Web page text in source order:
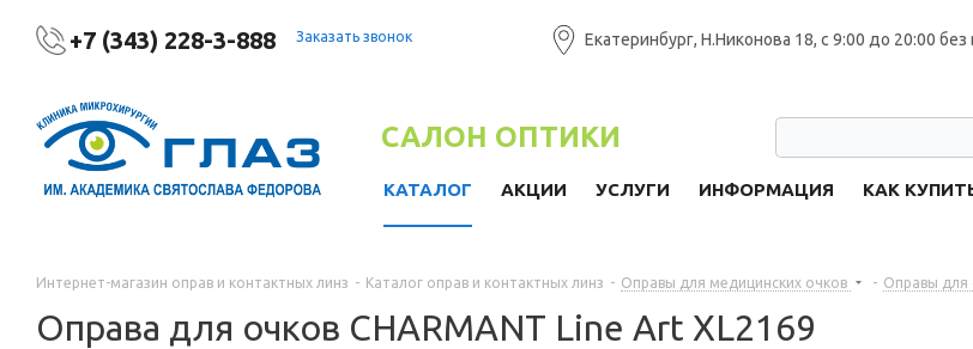
+7 (343) 228-3-888 Заказать звонок Екатеринбург, Н.Никонова 18, с 9:00 до 20:00
САЛОН ОПТИКИ
КАТАЛОГ АКЦИИ УСЛУГИ ИНФОРМАЦИЯ КАК
Интернет-магазин оправ и контактных линз - Каталог оправ и контактных линз - Оправы для медицинских очков - Оправы для
Оправа для очков CHARMANT Line Art XL2169